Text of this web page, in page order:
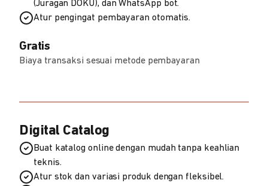
(Juragan DOKU), dan WhatsApp bot.
Atur pengingat pembayaran otomatis.
Gratis
Biaya transaksi sesuai metode pembayaran
Digital Catalog
Buat katalog online dengan mudah tanpa keahlian
teknis.
Atur stok dan variasi produk dengan fleksibel.